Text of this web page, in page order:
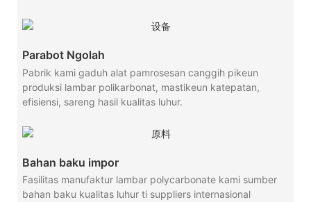
Parabot Ngolah
Pabrik kami gaduh alat pamrosesan canggih pikeun
produksi lambar polikarbonat, mastikeun katepatan,
efisiensi, sareng hasil kualitas luhur.
Bahan baku impor
Fasilitas manufaktur lambar polycarbonate kami sumber
bahan baku kualitas luhur ti suppliers internasional